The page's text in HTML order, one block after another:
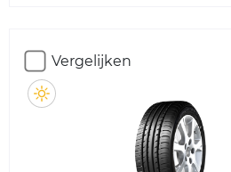
Vergelijken